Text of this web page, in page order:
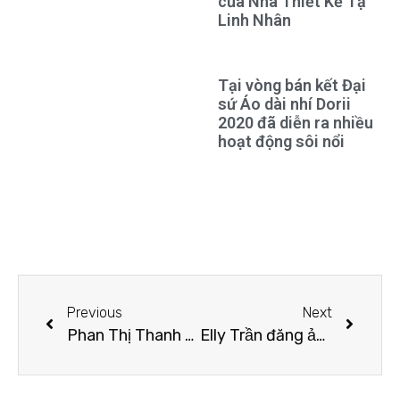
Linh Nhân
Tại vòng bán kết Đại
sứ Áo dài nhí Dorii
2020 đã diễn ra nhiều
hoạt động sôi nổi
Previous
Phan Thị Thanh Tâm – Người mẫu trẻ với phong cách sexy, “đốn tim” người xem
Next
Elly Trần đăng ảnh khoe đôi gò bồng đảo, netizen nghi ngờ ‘hàng pha-ke’